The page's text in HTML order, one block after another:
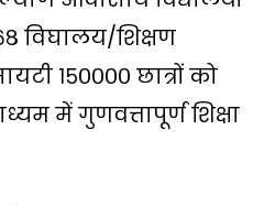
विघालय/शिक्षण
१५०००० छात्रों को
में गुणवत्तापूर्ण शिक्षा